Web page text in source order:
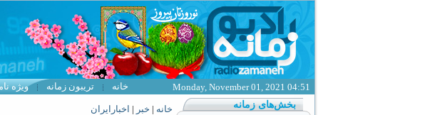
ویژه تریبون زمانه خانه
بخش‌های زمانه
Monday, November 01, 2021 04:51
خانه | خبر | اخبارایران